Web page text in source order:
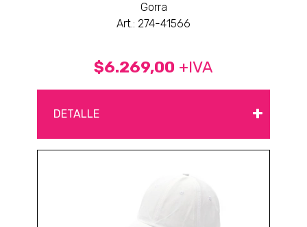
Gorra
Art.: 274-41566
$6.269,00 +IVA
DETALLE +